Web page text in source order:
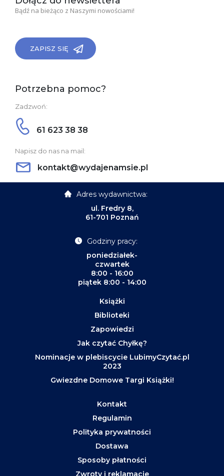
Bądź na bieżąco z Naszymi nowościami!
ZAPISZ SIĘ
Potrzebna pomoc?
Zadzwoń:
61 623 38 38
Napisz do nas na mail:
kontakt@wydajenamsie.pl
Adres wydawnictwa:
ul. Fredry 8,
61-701 Poznań
Godziny pracy:
poniedziałek-
czwartek
8:00 - 16:00
piątek 8:00 - 14:00
Książki
Biblioteki
Zapowiedzi
Jak czytać Chyłkę?
Nominacje w plebiscycie LubimyCzytać.pl
2023
Gwiezdne Domowe Targi Książki!
Kontakt
Regulamin
Polityka prywatności
Dostawa
Sposoby płatności
Zwroty i reklamacje